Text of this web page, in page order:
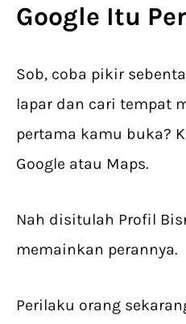
Google Itu
Sob, coba pikir
lapar dan cari tempat
pertama kamu buka?
Google atau Maps.
Nah disitulah Profil
memainkan perannya.
Perilaku orang